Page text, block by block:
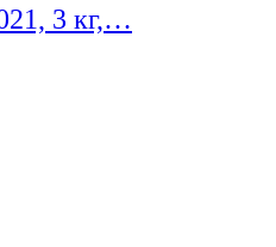
3 кг,…